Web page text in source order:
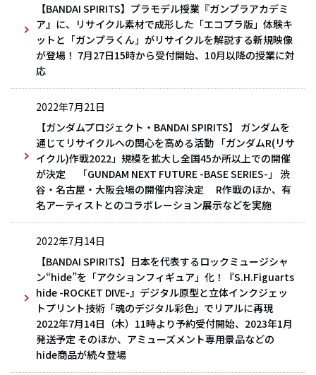
【BANDAI SPIRITS】プラモデル授業『ガンプラアカデミ
ア』に、リサイクル素材で成形した「エコプラ版」体験キ
ットと「ガンプラくん」がリサイクルを解説する新規映像
が登場！ 7月27日15時から受付開始、10月以降の授業に対
応
2022年7月21日
【ガンダムプロジェクト・BANDAI SPIRITS】 ガンダムを
通じてリサイクルへの関心を高める活動 「ガンダムR(リサ
イクル)作戦2022」規模を拡大し全国45か所以上での開催
が決定 「GUNDAM NEXT FUTURE -BASE SERIES-」 渋
谷・名古屋・大阪会場の開催内容決定 R作戦のほか、有
名アーティストとのコラボレーション展示などを実施
2022年7月14日
【BANDAI SPIRITS】日本を代表するロックミュージシャ
ン“hide”を「アクションフィギュア」化！『S.H.Figuarts
hide -ROCKET DIVE-』デジタル原型と立体インクジェッ
トプリント技術「魂のデジタル彩色」でリアルに再現
2022年7月14日（木）11時より予約受付開始、2023年1月
発送予定 そのほか、アミューズメント専用景品などの
hide商品が続々登場